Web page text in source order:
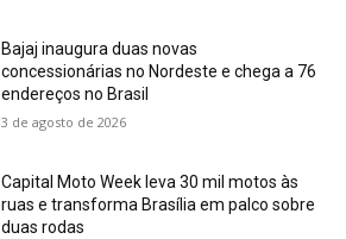
Bajaj inaugura duas novas
concessionárias no Nordeste e chega a 76
endereços no Brasil
3 de agosto de 2026
Capital Moto Week leva 30 mil motos às
ruas e transforma Brasília em palco sobre
duas rodas